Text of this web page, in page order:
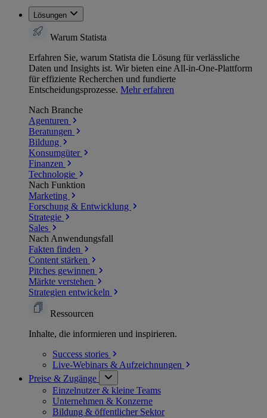
Lösungen
Warum Statista
Erfahren Sie, warum Statista die Lösung für verlässliche
Daten und Insights ist. Wir bieten eine All-in-One-Plattform
für effiziente Recherchen und fundierte
Entscheidungsprozesse. Mehr erfahren
Nach Branche
Agenturen
Beratungen
Bildung
Konsumgüter
Finanzen
Technologie
Nach Funktion
Marketing
Forschung & Entwicklung
Strategie
Sales
Nach Anwendungsfall
Fakten finden
Content stärken
Pitches gewinnen
Märkte verstehen
Strategien entwickeln
Ressourcen
Inhalte, die informieren und inspirieren.
Success stories
Live-Webinars & Aufzeichnungen
Preise & Zugänge
Einzelnutzer & kleine Teams
Unternehmen & Konzerne
Bildung & öffentlicher Sektor